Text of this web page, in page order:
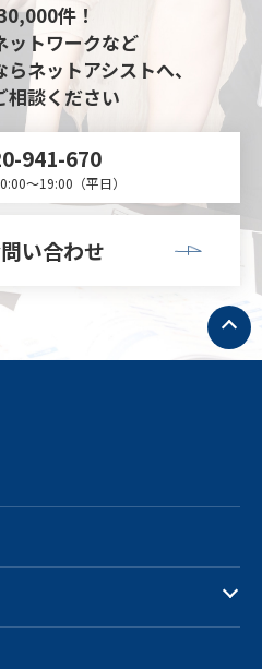
件！
ットワークなど
ネットアシストへ、
相談ください
941-670
～19:00（平日）
い合わせ
ト
ッ
プ
へ